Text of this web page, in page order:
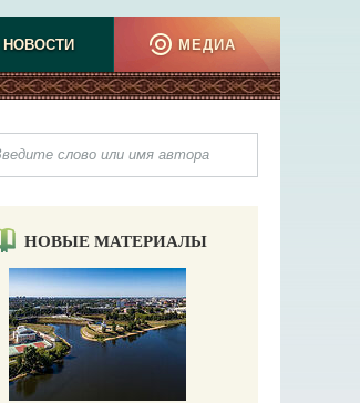
НОВОСТИ МЕДИА
НОВЫЕ МАТЕРИАЛЫ